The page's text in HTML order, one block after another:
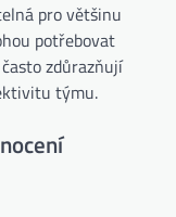
pro většinu
potřebovat
zdůrazňují
týmu.